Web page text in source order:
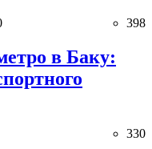
398
в Баку:
330